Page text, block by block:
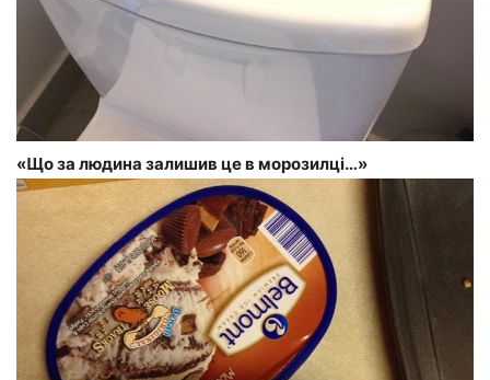
«Що за людина залишив це в морозилці…»